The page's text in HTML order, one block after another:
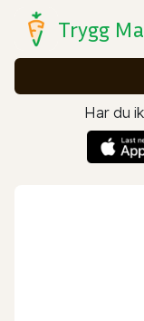
Trygg
Har du